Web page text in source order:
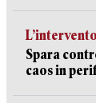
L’intervento
Spara
caos in